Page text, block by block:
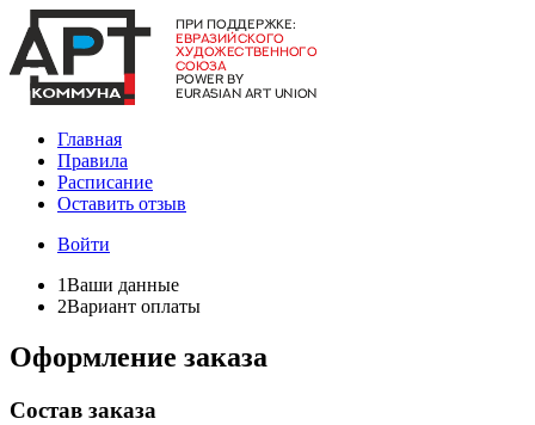
Главная
Правила
Расписание
Оставить отзыв
Войти
1Ваши данные
2Вариант оплаты
Оформление заказа
Состав заказа